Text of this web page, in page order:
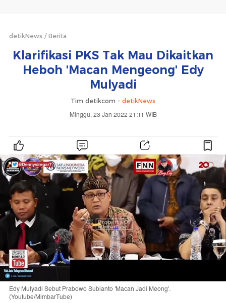
detikNews Berita
Klarifikasi PKS Tak Mau Dikaitkan
Heboh 'Macan Mengeong' Edy
Mulyadi
Tim detikcom - detikNews
Minggu, 23 Jan 2022 21:11 WIB
Edy Mulyadi Sebut Prabowo Subianto 'Macan Jadi Meong'.
(Youtube/MimbarTube)